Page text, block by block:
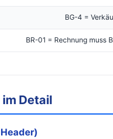
BG-4 =
BR-01 = Rechnung muss
Detail